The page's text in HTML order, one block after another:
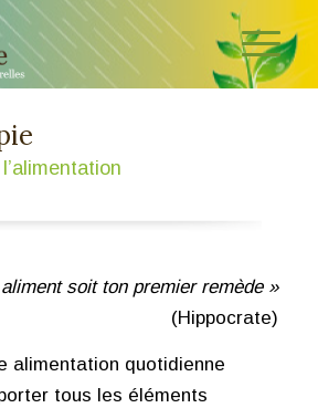
soit ton premier remède »
(Hippocrate)
alimentation quotidienne
tous les éléments